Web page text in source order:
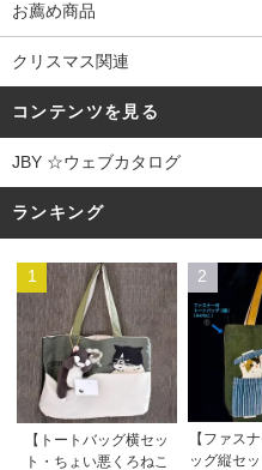
お薦め商品
クリスマス関連
コンテンツを見る
JBY ☆ウェブカタログ
ランキング
1
【トートバッグ横セッ
ト・ちょい悪くろねこ
2
【ファス
ッグ縦セ